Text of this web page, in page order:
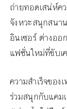
ถ่ายทอดเสน่ห์ค
จังหวะสนุกสนา
อินเซอร์ ต่างออ
แฟชั่นใหม่ที่ขับ
ความสำเร็จขอ
ร่วมสนุกกับแค